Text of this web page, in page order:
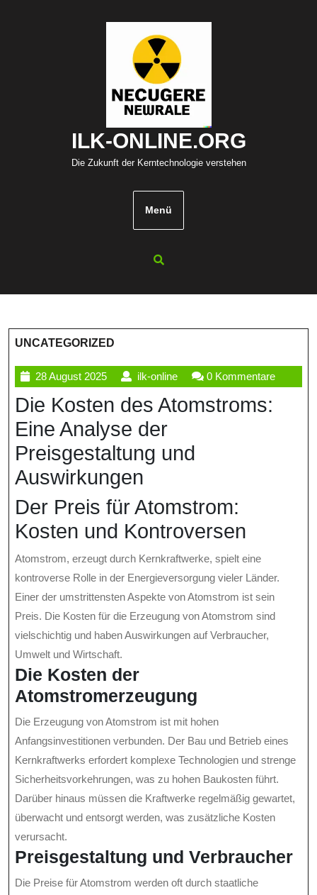
ILK-ONLINE.ORG
Die Zukunft der Kerntechnologie verstehen
Menü
UNCATEGORIZED
28 August 202528
August
2025
ilk-onlineilk-
online
0 Kommentare
Die Kosten des Atomstroms:
Eine Analyse der
Preisgestaltung und
Auswirkungen
Der Preis für Atomstrom:
Kosten und Kontroversen
Atomstrom, erzeugt durch Kernkraftwerke, spielt eine
kontroverse Rolle in der Energieversorgung vieler Länder.
Einer der umstrittensten Aspekte von Atomstrom ist sein
Preis. Die Kosten für die Erzeugung von Atomstrom sind
vielschichtig und haben Auswirkungen auf Verbraucher,
Umwelt und Wirtschaft.
Die Kosten der
Atomstromerzeugung
Die Erzeugung von Atomstrom ist mit hohen
Anfangsinvestitionen verbunden. Der Bau und Betrieb eines
Kernkraftwerks erfordert komplexe Technologien und strenge
Sicherheitsvorkehrungen, was zu hohen Baukosten führt.
Darüber hinaus müssen die Kraftwerke regelmäßig gewartet,
überwacht und entsorgt werden, was zusätzliche Kosten
verursacht.
Preisgestaltung und Verbraucher
Die Preise für Atomstrom werden oft durch staatliche